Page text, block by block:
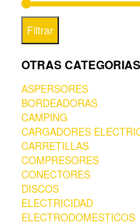
Filtrar
OTRAS CATEGORIAS
ASPERSORES
BORDEADORAS
CAMPING
CARGADORES
CARRETILLAS
COMPRESORES
CONECTORES
DISCOS
ELECTRICIDAD
ELECTRODOMESTICOS